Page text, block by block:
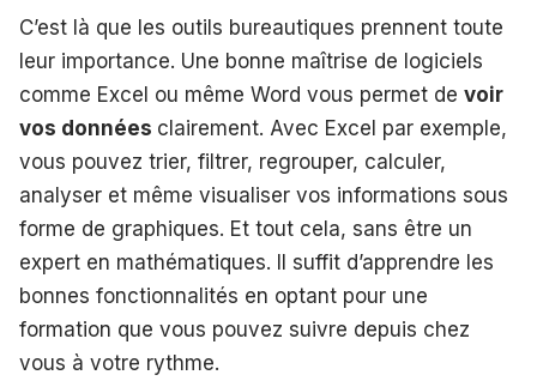
C’est là que les outils bureautiques prennent toute
leur importance. Une bonne maîtrise de logiciels
comme Excel ou même Word vous permet de voir
vos données clairement. Avec Excel par exemple,
vous pouvez trier, filtrer, regrouper, calculer,
analyser et même visualiser vos informations sous
forme de graphiques. Et tout cela, sans être un
expert en mathématiques. Il suffit d’apprendre les
bonnes fonctionnalités en optant pour une
formation que vous pouvez suivre depuis chez
vous à votre rythme.